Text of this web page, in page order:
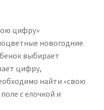
цифру»
новогодние
выбирает
цифру,
найти «свою
с елочкой и